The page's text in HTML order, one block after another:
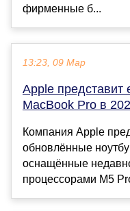
фирменные б...
13:23, 09 Мар
Apple
MacBook Pro в
Компания Apple
обновлённые
оснащённые
процессорами M5